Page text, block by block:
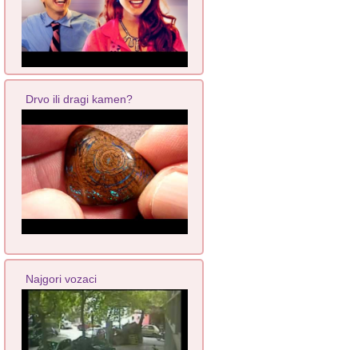
Drvo ili dragi kamen?
Najgori vozaci